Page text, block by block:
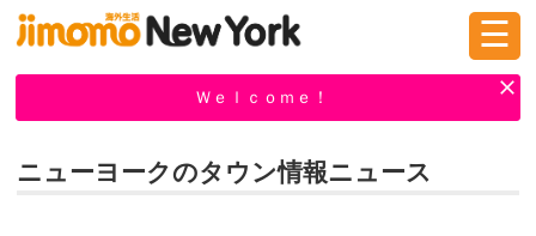
☰
Ｗｅｌｃｏｍｅ！
ニューヨークのタウン情報ニュース